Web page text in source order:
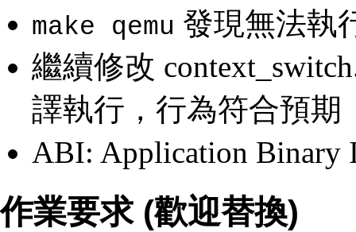
make qemu 發現無法執
繼續修改
譯執行，行為符合預期
ABI: Application Binary
作業要求 (歡迎替換)